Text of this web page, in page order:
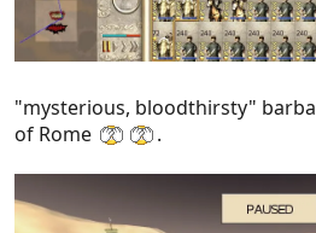
"mysterious, bloodthirsty"
of Rome
.